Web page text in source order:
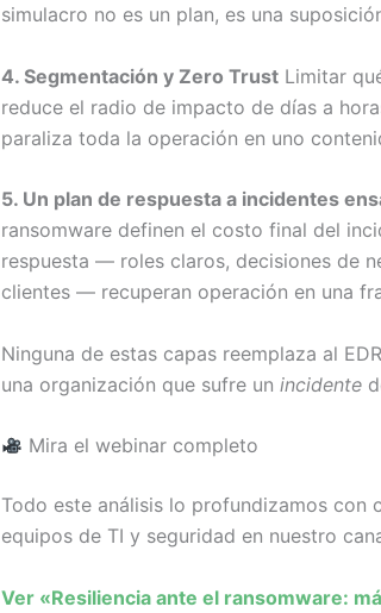
simulacro no es un plan, es una
4. Segmentación y Zero Trust Limitar
reduce el radio de impacto de días a
paraliza toda la operación en uno
5. Un plan de respuesta a incidentes
ransomware definen el costo final del
respuesta — roles claros, decisiones de
clientes — recuperan operación en una
Ninguna de estas capas reemplaza al
una organización que sufre un incidente
Mira el webinar completo
Todo este análisis lo profundizamos con
equipos de TI y seguridad en nuestro
Ver «Resiliencia ante el ransomware: